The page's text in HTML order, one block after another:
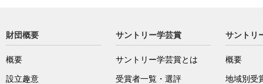
財団概要
概要
設立趣意
サントリー学芸賞
サントリー学芸賞とは
受賞者一覧・選評
サントリ
概要
地域別受